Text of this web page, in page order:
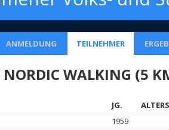
ANMELDUNG TEILNEHMER
WALKING (5
JG.
1959